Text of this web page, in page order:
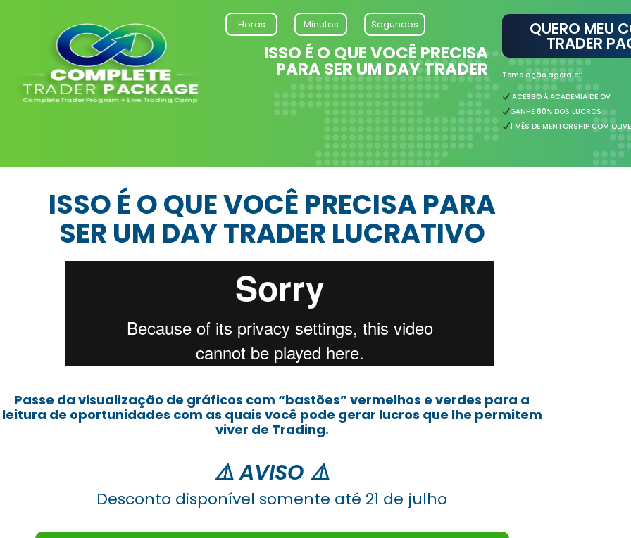
Horas Minutos Segundos
ISSO É O QUE VOCÊ PRECISA
PARA SER UM DAY TRADER
QUERO MEU
TRADER
Tome ação agora e::
ACESSO À ACADEMIA DE OV
GANHE 60% DOS LUCROS
1 MÊS DE MENTORSHIP COM
ISSO É O QUE VOCÊ PRECISA PARA
SER UM DAY TRADER LUCRATIVO
Passe da visualização de gráficos com “bastões” vermelhos e verdes para a
leitura de oportunidades com as quais você pode gerar lucros que lhe permitem
viver de Trading.
⚠️ AVISO ⚠️
Desconto disponível somente até 21 de julho